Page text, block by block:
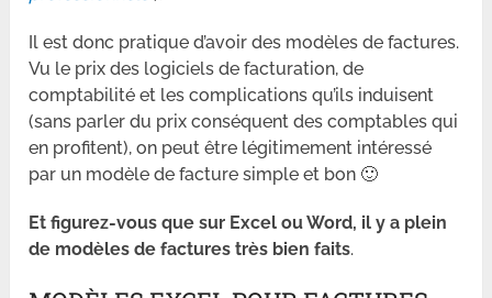
Il est donc pratique d’avoir des modèles de factures.
Vu le prix des logiciels de facturation, de
comptabilité et les complications qu’ils induisent
(sans parler du prix conséquent des comptables qui
en profitent), on peut être légitimement intéressé
par un modèle de facture simple et bon 🙂
Et figurez-vous que sur Excel ou Word, il y a plein
de modèles de factures très bien faits.